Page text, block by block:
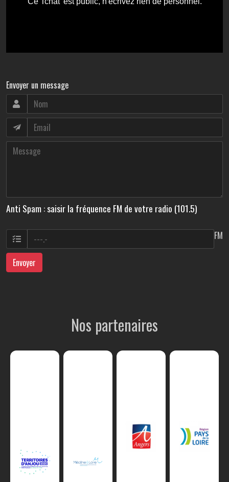
Envoyer un message
Anti Spam : saisir la fréquence FM de votre radio (101.5)
FM
Envoyer
Nos partenaires